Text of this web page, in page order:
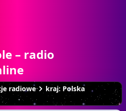
– radio
radiowe
kraj: Polska